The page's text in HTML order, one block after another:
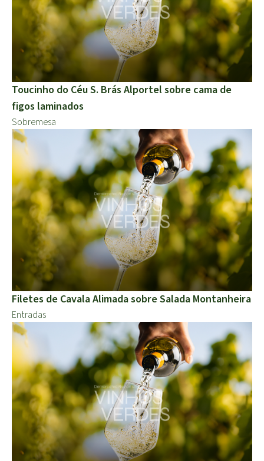
Toucinho do Céu S. Brás Alportel sobre cama de
figos laminados
Sobremesa
Filetes de Cavala Alimada sobre Salada Montanheira
Entradas